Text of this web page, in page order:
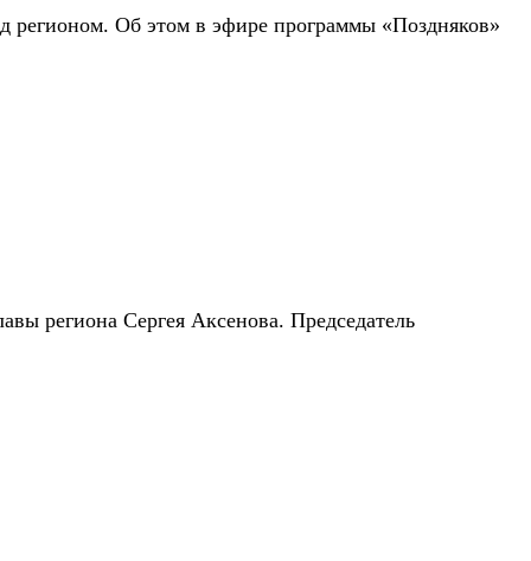
регионом. Об этом в эфире программы «Поздняков»
региона Сергея Аксенова. Председатель